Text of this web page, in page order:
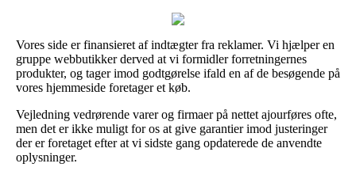
Vores side er finansieret af indtægter fra reklamer. Vi hjælper en
gruppe webbutikker derved at vi formidler forretningernes
produkter, og tager imod godtgørelse ifald en af de besøgende på
vores hjemmeside foretager et køb.
Vejledning vedrørende varer og firmaer på nettet ajourføres ofte,
men det er ikke muligt for os at give garantier imod justeringer
der er foretaget efter at vi sidste gang opdaterede de anvendte
oplysninger.